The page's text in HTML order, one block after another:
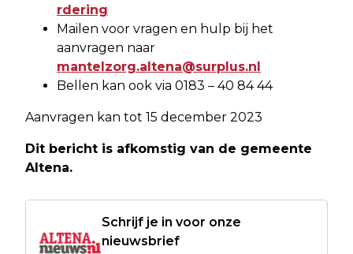
rdering
Mailen voor vragen en hulp bij het
aanvragen naar
mantelzorg.altena@surplus.nl
Bellen kan ook via 0183 – 40 84 44
Aanvragen kan tot 15 december 2023
Dit bericht is afkomstig van de gemeente
Altena.
Schrijf je in voor onze
nieuwsbrief